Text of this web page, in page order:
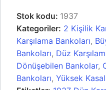
Stok kodu: 1937
Kategoriler: 2 Kişilik
Karşılama Bankoları,
Bankoları, Düz
Dönüşebilen Bankolar,
Bankoları, Yüksek